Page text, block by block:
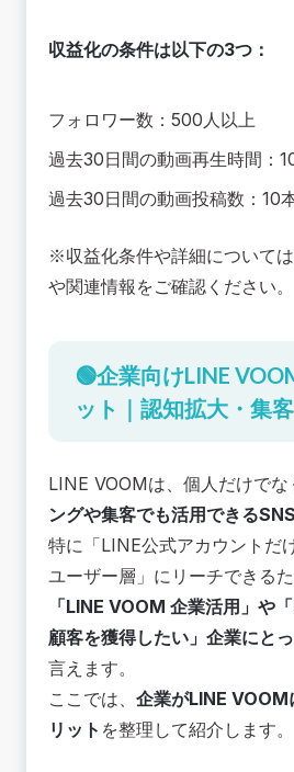
収益化の条件は以下の3つ：
フォロワー数：500人以上
過去30日間の動画再生時間：
過去30日間の動画投稿数：10
※収益化条件や詳細について
や関連情報をご確認ください。
🟢企業向けLINE
ット｜認知拡大・集
LINE VOOMは、個人だけでな
ングや集客でも活用できる
特に「LINE公式アカウントだ
ユーザー層」にリーチできるた
「LINE VOOM 企業活用」や
顧客を獲得したい」企業にと
言えます。
ここでは、 企業がLINE VOOM
リット を整理して紹介します。